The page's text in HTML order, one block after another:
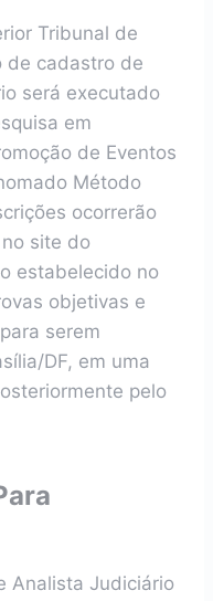
Tribunal de
de cadastro de
será executado
em
de Eventos
Método
ocorrerão
site do
estabelecido no
objetivas e
serem
DF, em uma
pelo
Analista Judiciário